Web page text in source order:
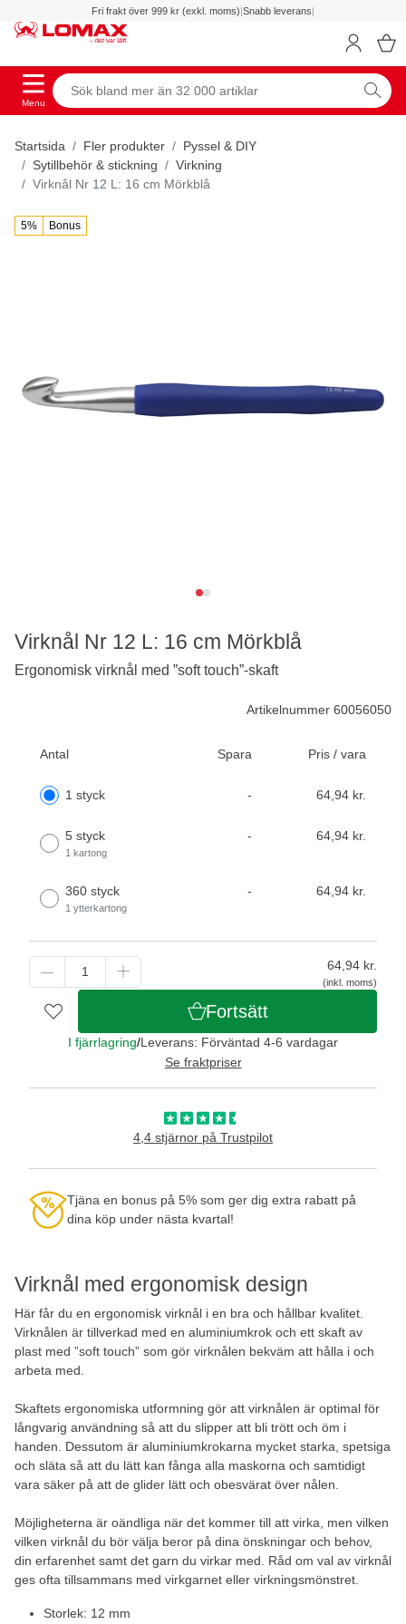
Fri frakt över 999 kr (exkl. moms)|Snabb leverans|
Menu
Startsida Fler produkter
Pyssel & DIY
Sytillbehör & stickning
Virkning
Virknål Nr 12 L: 16 cm Mörkblå
5% Bonus
Virknål med ergonomisk design
Här får du en ergonomisk virknål i en bra och hållbar kvalitet.
Virknålen är tillverkad med en aluminiumkrok och ett skaft av
plast med ”soft touch” som gör virknålen bekväm att hålla i och
arbeta med.
Skaftets ergonomiska utformning gör att virknålen är optimal för
långvarig användning så att du slipper att bli trött och öm i
handen. Dessutom är aluminiumkrokarna mycket starka, spetsiga
och släta så att du lätt kan fånga alla maskorna och samtidigt
vara säker på att de glider lätt och obesvärat över nålen.
Möjligheterna är oändliga när det kommer till att virka, men vilken
vilken virknål du bör välja beror på dina önskningar och behov,
din erfarenhet samt det garn du virkar med. Råd om val av virknål
ges ofta tillsammans med virkgarnet eller virkningsmönstret.
Storlek: 12 mm
Artikelnummer 60056050
Antal Spara Pris / vara
1 styck - 64,94 kr.
5 styck
1 kartong
- 64,94 kr.
360 styck
1 ytterkartong
- 64,94 kr.
64,94 kr.
(inkl. moms)
Fortsätt
I fjärrlagring/Leverans: Förväntad 4-6 vardagar
Se fraktpriser
4,4 stjärnor på Trustpilot
Tjäna en bonus på 5% som ger dig extra rabatt på
dina köp under nästa kvartal!
Virknål Nr 12 L: 16 cm Mörkblå
Ergonomisk virknål med ”soft touch”-skaft